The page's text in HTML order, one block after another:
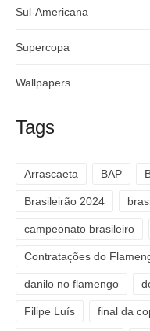
Sul-Americana
Supercopa
Wallpapers
Tags
Arrascaeta BAP
Brasileirão 2024
campeonato brasileiro
Contratações do
danilo no flamengo
Filipe Luís final da